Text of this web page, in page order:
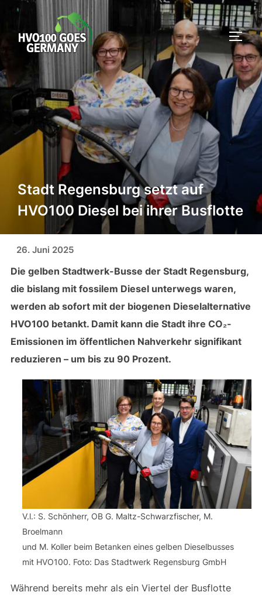
Zum
springen
Stadt Regensburg setzt auf
HVO100 Diesel bei ihrer Busflotte
26. Juni 2025
Die gelben Stadtwerk-Busse der Stadt Regensburg,
die bislang mit fossilem Diesel unterwegs waren,
werden ab sofort mit der biogenen Dieselalternative
HVO100 betankt. Damit kann die Stadt ihre CO₂-
Emissionen im öffentlichen Nahverkehr signifikant
reduzieren – um bis zu 90 Prozent.
V.l.: S. Schönherr, OB G. Maltz-Schwarzfischer, M.
Broelmann
und M. Koller beim Betanken eines gelben Dieselbusses
mit HVO100. Foto: Das Stadtwerk Regensburg GmbH
Während bereits mehr als ein Viertel der Busflotte